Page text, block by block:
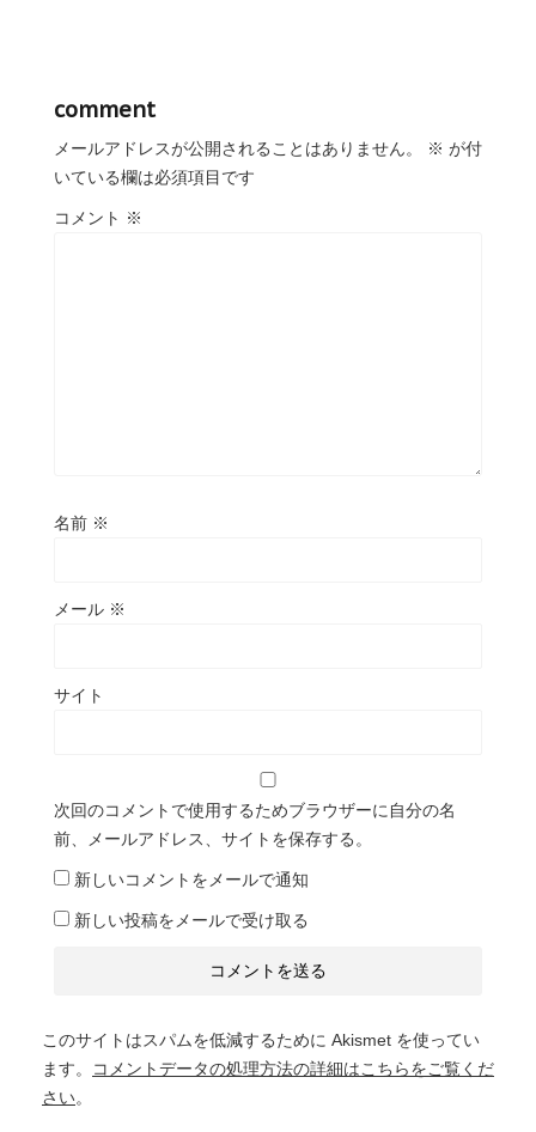
comment
メールアドレスが公開されることはありません。 ※ が付
いている欄は必須項目です
コメント ※
名前 ※
メール ※
サイト
次回のコメントで使用するためブラウザーに自分の名
前、メールアドレス、サイトを保存する。
新しいコメントをメールで通知
新しい投稿をメールで受け取る
このサイトはスパムを低減するために Akismet を使ってい
ます。
コメントデータの処理方法の詳細はこちらをご覧くだ
さい。